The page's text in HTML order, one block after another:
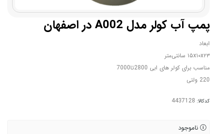
پمپ آب کولر مدل A002 در اصفهان
ابعاد
۱۵x۱۰x۲۳ سانتی‌متر
مناسب برای کولر های ابی 2800تا7000
220 ولتی
کدکالا:
ناموجود